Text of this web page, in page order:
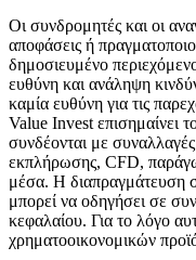
Οι συνδρομητές και οι
αποφάσεις ή
δημοσιευμένο
ευθύνη και ανάληψη
καμία ευθύνη για τις
Value Invest επισημαίνει
συνδέονται με
εκπλήρωσης, CFD,
μέσα. Η διαπραγμάτευση
μπορεί να οδηγήσει σε
κεφαλαίου. Για το λόγο
χρηματοοικονομικών